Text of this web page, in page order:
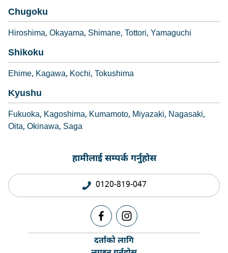
Chugoku
Hiroshima Okayama Shimane Tottori Yamaguchi
Shikoku
Ehime Kagawa Kochi Tokushima
Kyushu
Fukuoka Kagoshima Kumamoto Miyazaki Nagasaki
Oita Okinawa Saga
हामीलाई सम्पर्क गर्नुहोस
0120-819-047
दर्ताको लागि